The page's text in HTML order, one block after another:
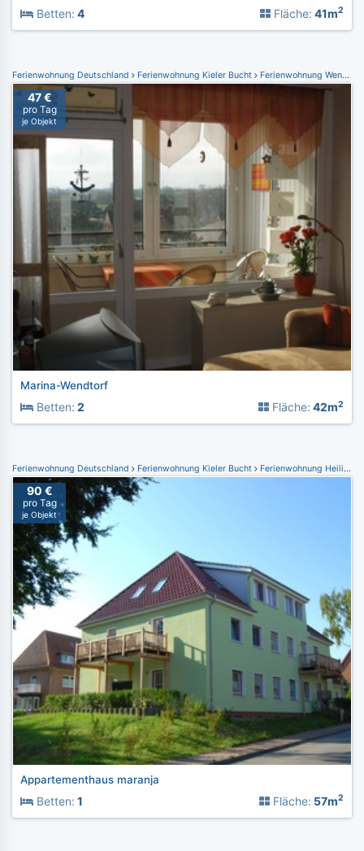
Betten: 4 Fläche: 41m2
Ferienwohnung Deutschland Ferienwohnung Kieler Bucht Ferienwohnung Wendtorf
47 €
pro Tag
je Objekt
Marina-Wendtorf
Betten: 2 Fläche: 42m2
Ferienwohnung Deutschland Ferienwohnung Kieler Bucht Ferienwohnung Heiligenhafen
90 €
pro Tag
je Objekt
Appartementhaus maranja
Betten: 1 Fläche: 57m2